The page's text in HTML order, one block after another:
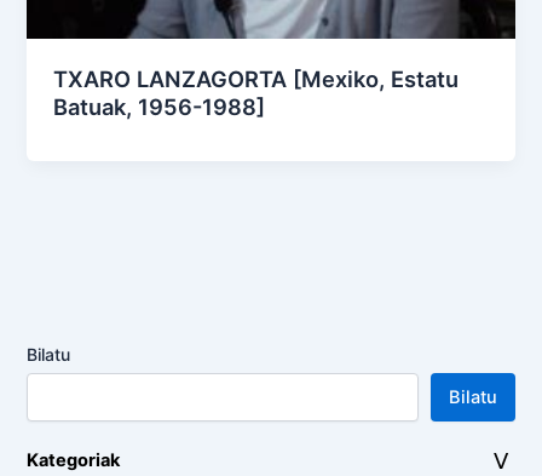
TXARO LANZAGORTA [Mexiko, Estatu
Batuak, 1956-1988]
Bilatu
Bilatu
Kategoriak